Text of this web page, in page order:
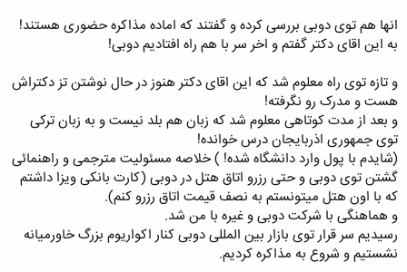
انها هم توی دوبی بررسی کرده و گفتند که اماده مذاکره حضوری هستند!
به این اقای دکتر گفتم و اخر سر با هم راه افتادیم دوبی!
و تازه توی راه معلوم شد که این اقای دکتر هنوز در حال نوشتن تز دکتراش
هست و مدرک رو نگرفته!
و بعد از مدت کوتاهی معلوم شد که زبان هم بلد نیست و به زبان ترکی
توی جمهوری اذربایجان درس خوانده!
(شایدم با پول وارد دانشگاه شده! ) خلاصه مسئولیت مترجمی و راهنمائی
گشتن توی دوبی و حتی رزرو اتاق هتل در دوبی (کارت بانکی ویزا داشتم
که با اون هتل میتونستم به نصف قیمت اتاق رزرو کنم).
و هماهنگی با شرکت دوبی و غیره با من شد.
رسیدیم سر قرار توی بازار بین المللی دوبی کنار اکواریوم بزرگ خاورمیانه
نشستیم و شروع به مذاکره کردیم.